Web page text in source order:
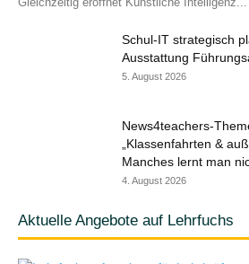
Schul-IT strategisch
Ausstattung
5. August 2026
News4teachers-
„Klassenfahrten &
Manches lernt man
4. August 2026
Aktuelle Angebote auf Lehrfuchs